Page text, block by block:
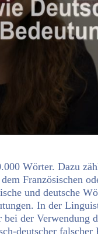
Wörter. Dazu
Französischen
und deutsche
In der
der Verwendung
deutscher falscher